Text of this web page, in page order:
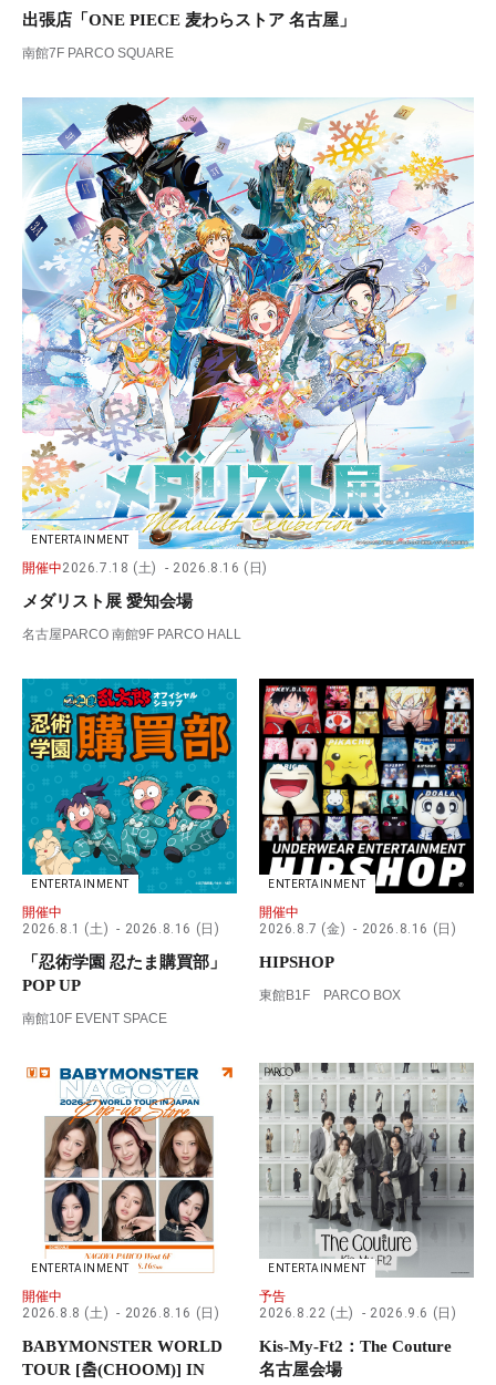
出張店「ONE PIECE 麦わらストア 名古屋」
南館7F PARCO SQUARE
ENTERTAINMENT
開催中2026.7.18 (土) 2026.8.16 (日)
メダリスト展 愛知会場
名古屋PARCO 南館9F PARCO HALL
ENTERTAINMENT
開催中
2026.8.1 (土)
2026.8.16 (日)
「忍術学園 忍たま購買部」
POP UP
南館10F EVENT SPACE
ENTERTAINMENT
開催中
2026.8.7 (金)
2026.8.16 (日)
HIPSHOP
東館B1F PARCO BOX
ENTERTAINMENT
開催中
2026.8.8 (土)
2026.8.16 (日)
BABYMONSTER WORLD
TOUR [춤(CHOOM)] IN
ENTERTAINMENT
予告
2026.8.22 (土)
2026.9.6 (日)
Kis-My-Ft2：The Couture
名古屋会場